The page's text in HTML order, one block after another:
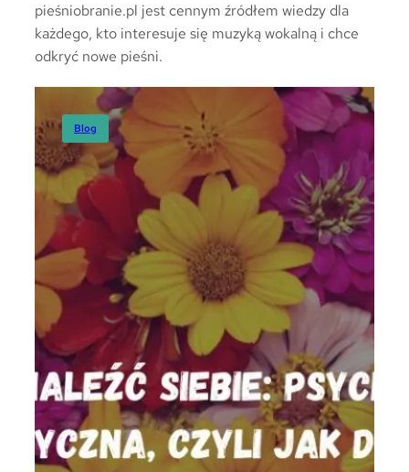
pieśniobranie.pl jest cennym źródłem wiedzy dla
każdego, kto interesuje się muzyką wokalną i chce
odkryć nowe pieśni.
Ostatnio na blogu
Blog